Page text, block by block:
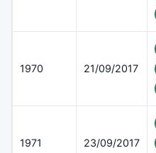
1970 21/09/2017
1971 23/09/2017